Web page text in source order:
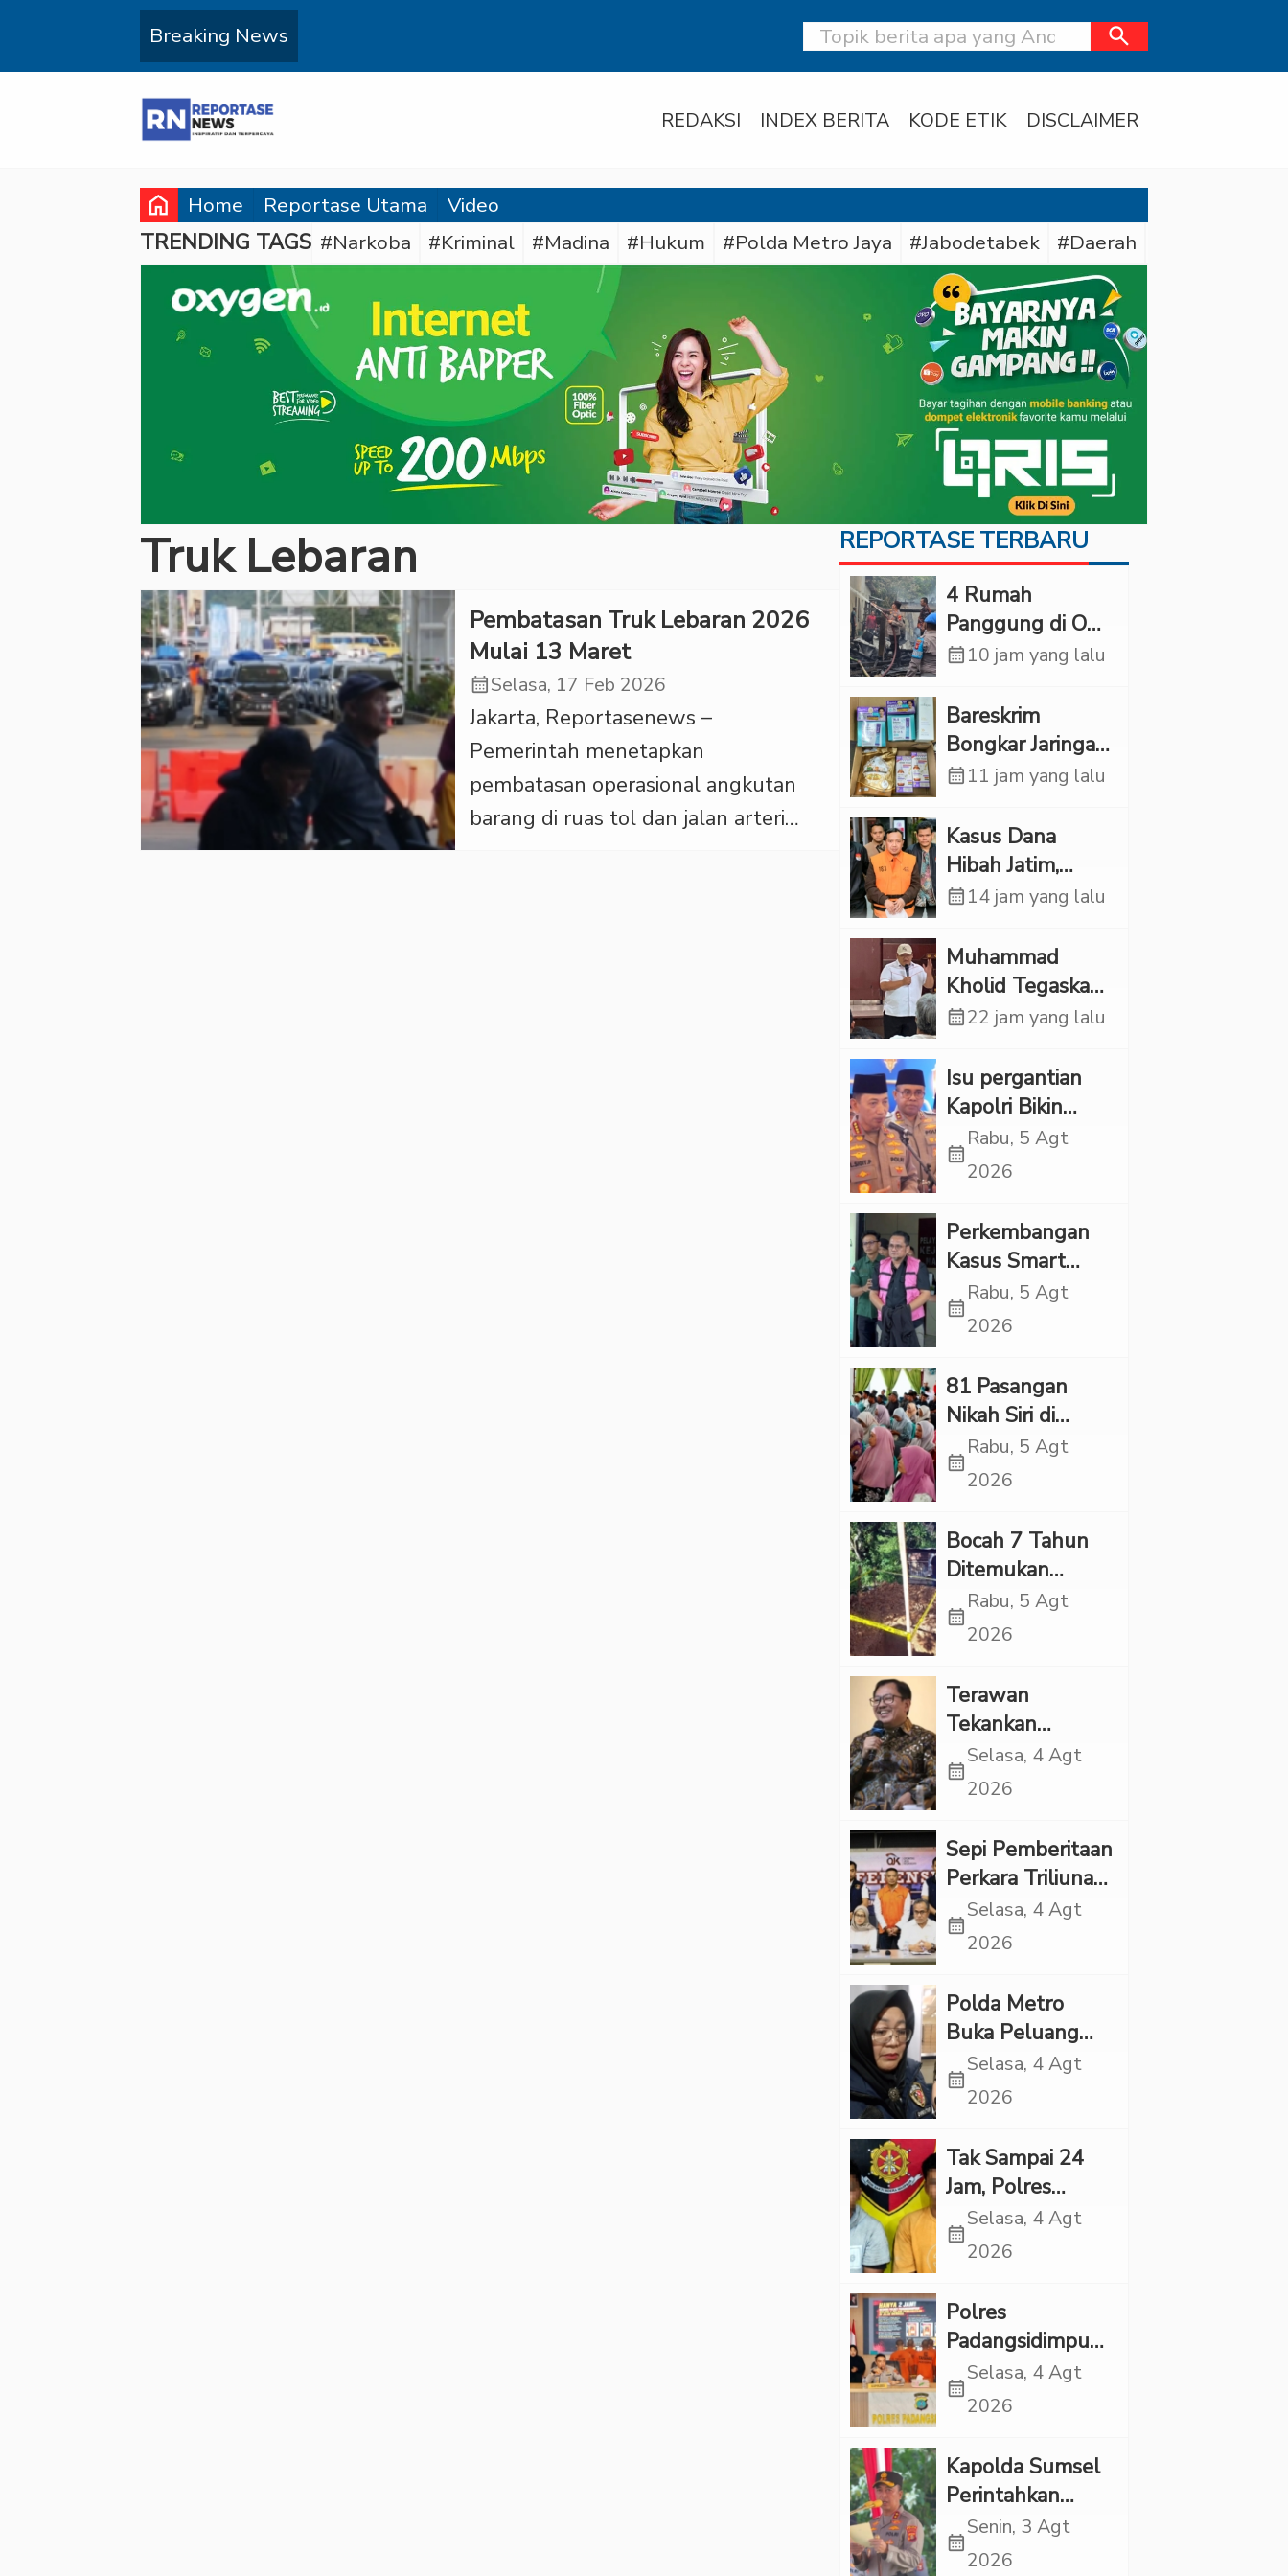
Breaking News search
REDAKSI INDEX BERITA KODE ETIK DISCLAIMER
home Home Reportase Utama Video
TRENDING TAGS #Narkoba #Kriminal #Madina #Hukum #Polda Metro Jaya #Jabodetabek #Daerah
Truk Lebaran
Pembatasan Truk Lebaran 2026
Mulai 13 Maret
calendar_monthSelasa, 17 Feb 2026
Jakarta, Reportasenews –
Pemerintah menetapkan
pembatasan operasional angkutan
barang di ruas tol dan jalan arteri
REPORTASE TERBARU
‎4 Rumah
Panggung di OKI
Ludes Terbakar,
Rp1 Miliar
calendar_month10 jam yang lalu
Bareskrim
Bongkar Jaringan
Etomidate dari
Pelaku Ditangkap
calendar_month11 jam yang lalu
Kasus Dana
Hibah Jatim,
Siliwangi: Partai
Jawab Etik-Politik
calendar_month14 jam yang lalu
Muhammad
Kholid Tegaskan
Propaganda
Dilarang dan
Minta Negara
Melindungi
Korban
calendar_month22 jam yang lalu
Isu pergantian
Kapolri Bikin
Panas, JMP Puji
Respons Jenderal
“Adem”
calendar_month
Rabu, 5 Agt
2026
Perkembangan
Kasus Smart
Village, Jaksa
Kembali Periksa
calendar_month
Rabu, 5 Agt
2026
81 Pasangan
Nikah Siri di
Tapsel Ikuti
Sidang Isbat
calendar_month
Rabu, 5 Agt
2026
Bocah 7 Tahun
Ditemukan
Tewas dalam
Sumur di Tapsel,
Kekerasan
calendar_month
Rabu, 5 Agt
2026
Terawan
Tekankan
Pentingnya
Inovasi
di “Indonesian
Brain Forum
2026 UPN
Veteran Jakarta”
calendar_month
Selasa, 4 Agt
2026
Sepi Pemberitaan
Perkara Triliunan
Rupiah Investree,
Ternyata Sudah
calendar_month
Selasa, 4 Agt
2026
Polda Metro
Buka Peluang
Periksa YouTuber
Bigmo terkait
Eksploitasi Anak
calendar_month
Selasa, 4 Agt
2026
Tak Sampai 24
Jam, Polres
Tapsel Tangkap
Dua Pencuri
calendar_month
Selasa, 4 Agt
2026
Polres
Padangsidimpuan
Ringkus 9
Tersangka Kasus
Penganiayaan
calendar_month
Selasa, 4 Agt
2026
Kapolda Sumsel
Perintahkan
Patroli Masif,
Pelaku Karhutla
calendar_month
Senin, 3 Agt
2026